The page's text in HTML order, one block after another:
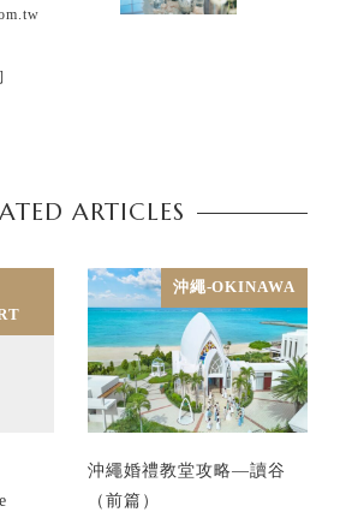
ARTICLES
沖繩-OKINAWA
沖繩婚禮教堂攻略—讀谷
（前篇）